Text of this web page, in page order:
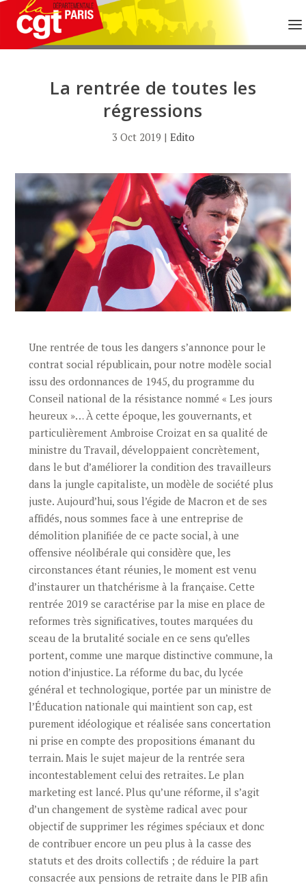
La rentrée de toutes les
régressions
3 Oct 2019 | Edito
Une rentrée de tous les dangers s’annonce pour le
contrat social républicain, pour notre modèle social
issu des ordonnances de 1945, du programme du
Conseil national de la résistance nommé « Les jours
heureux »… À cette époque, les gouvernants, et
particulièrement Ambroise Croizat en sa qualité de
ministre du Travail, développaient concrètement,
dans le but d’améliorer la condition des travailleurs
dans la jungle capitaliste, un modèle de société plus
juste. Aujourd’hui, sous l’égide de Macron et de ses
affidés, nous sommes face à une entreprise de
démolition planifiée de ce pacte social, à une
offensive néolibérale qui considère que, les
circonstances étant réunies, le moment est venu
d’instaurer un thatchérisme à la française. Cette
rentrée 2019 se caractérise par la mise en place de
reformes très significatives, toutes marquées du
sceau de la brutalité sociale en ce sens qu’elles
portent, comme une marque distinctive commune, la
notion d’injustice. La réforme du bac, du lycée
général et technologique, portée par un ministre de
l’Éducation nationale qui maintient son cap, est
purement idéologique et réalisée sans concertation
ni prise en compte des propositions émanant du
terrain. Mais le sujet majeur de la rentrée sera
incontestablement celui des retraites. Le plan
marketing est lancé. Plus qu’une réforme, il s’agit
d’un changement de système radical avec pour
objectif de supprimer les régimes spéciaux et donc
de contribuer encore un peu plus à la casse des
statuts et des droits collectifs ; de réduire la part
consacrée aux pensions de retraite dans le PIB afin